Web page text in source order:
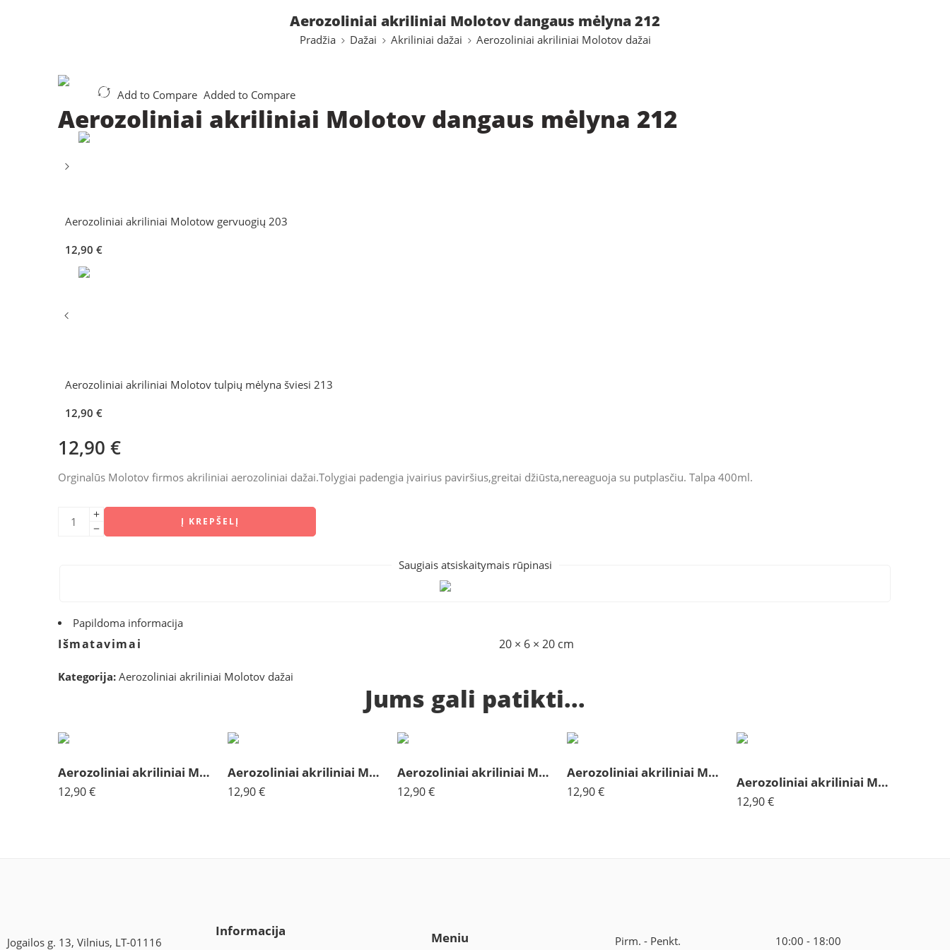
Aerozoliniai akriliniai Molotov dangaus mėlyna 212
Pradžia Dažai Akriliniai dažai Aerozoliniai akriliniai Molotov dažai
Add to Compare Added to Compare
Aerozoliniai akriliniai Molotov dangaus mėlyna 212
Aerozoliniai akriliniai Molotow gervuogių 203
12,90 €
Aerozoliniai akriliniai Molotov tulpių mėlyna šviesi 213
12,90 €
12,90 €
Orginalūs Molotov firmos akriliniai aerozoliniai dažai.Tolygiai padengia įvairius paviršius,greitai džiūsta,nereaguoja su putplasčiu. Talpa 400ml.
Į KREPŠELĮ
Saugiais atsiskaitymais rūpinasi
Papildoma informacija
Išmatavimai 20 × 6 × 20 cm
Kategorija: Aerozoliniai akriliniai Molotov dažai
Jums gali patikti...
Aerozoliniai akriliniai Molotov ryškiai rožinė 198
12,90€
Aerozoliniai akriliniai Molotov lapų žalia 143
12,90€
Aerozoliniai akriliniai Molotov akmens pilka 174
12,90€
Aerozoliniai akriliniai Molotow signalinė juoda 180
12,90€
Aerozoliniai akriliniai Molotov akmens pilka vidutinė 175
12,90€
Jogailos g. 13, Vilnius, LT-01116
Informacija Meniu Pirm. - Penkt. 10:00 - 18:00